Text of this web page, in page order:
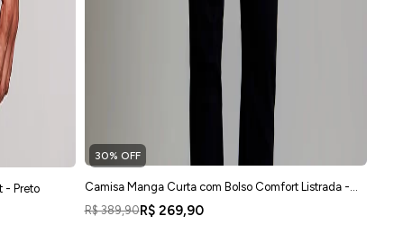
- Preto
30% OFF
Camisa Manga Curta com Bolso Comfort Listrada -
R$ 389,90R$ 269,90